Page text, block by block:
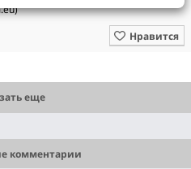
Нравится
еще
комментарии